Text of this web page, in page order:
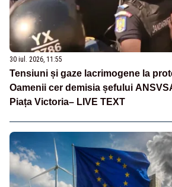
30 iul. 2026, 11:55
Tensiuni și gaze lacrimogene la
Oamenii cer demisia șefului
Piața Victoria– LIVE TEXT